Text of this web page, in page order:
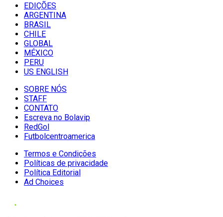
EDIÇÕES
ARGENTINA
BRASIL
CHILE
GLOBAL
MÉXICO
PERU
US ENGLISH
SOBRE NÓS
STAFF
CONTATO
Escreva no Bolavip
RedGol
Futbolcentroamerica
Termos e Condições
Políticas de privacidade
Política Editorial
Ad Choices